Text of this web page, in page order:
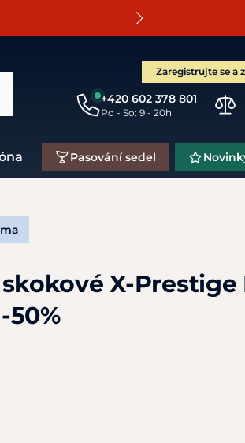
Zaregistrujte se a
+420 602 378 801
Po - So: 9 - 20h
Pasování sedel
skokové X-Prestige
50%